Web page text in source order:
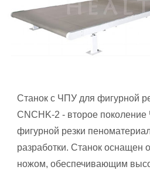
Станок с ЧПУ для фигурной
CNCHK-2 - второе
фигурной резки
разработки. Станок оснащен
ножом, обеспечивающим